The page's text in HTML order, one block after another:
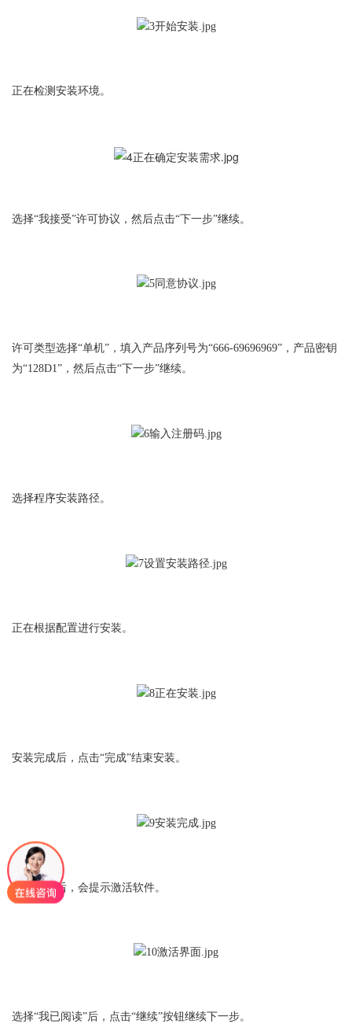
正在检测安装环境。
选择“我接受”许可协议，然后点击“下一步”继续。
许可类型选择“单机”，填入产品序列号为“666-69696969”，产品密钥
为“128D1”，然后点击“下一步”继续。
选择程序安装路径。
正在根据配置进行安装。
安装完成后，点击“完成”结束安装。
启动软件后，会提示激活软件。
选择“我已阅读”后，点击“继续”按钮继续下一步。